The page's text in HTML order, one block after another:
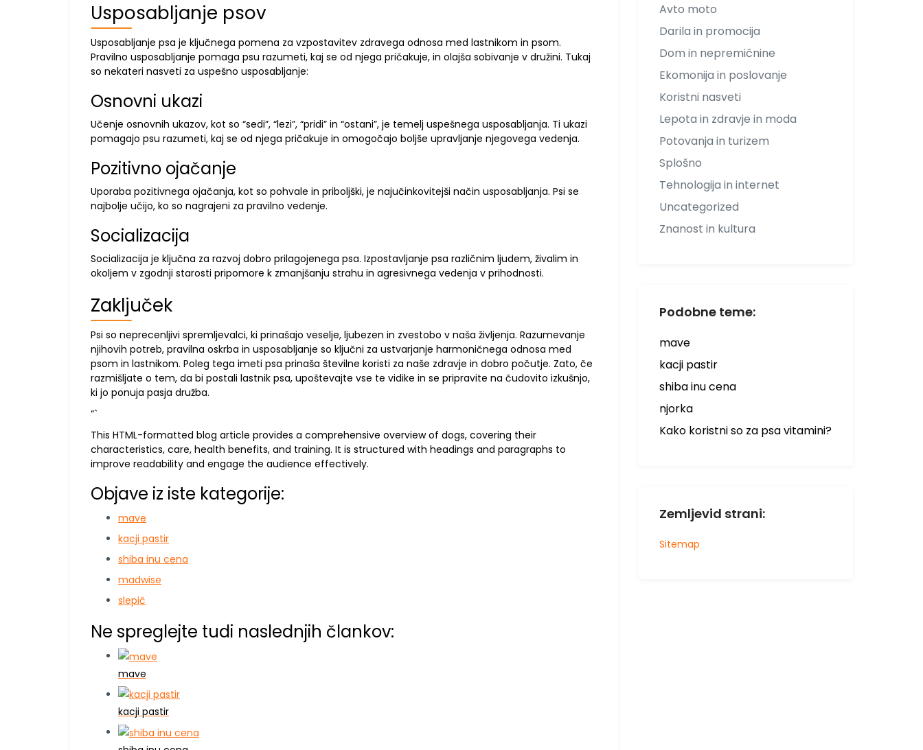
Usposabljanje psov
Usposabljanje psa je ključnega pomena za vzpostavitev zdravega odnosa med lastnikom in psom.
Pravilno usposabljanje pomaga psu razumeti, kaj se od njega pričakuje, in olajša sobivanje v družini. Tukaj
so nekateri nasveti za uspešno usposabljanje:
Osnovni ukazi
Učenje osnovnih ukazov, kot so “sedi”, “lezi”, “pridi” in “ostani”, je temelj uspešnega usposabljanja. Ti ukazi
pomagajo psu razumeti, kaj se od njega pričakuje in omogočajo boljše upravljanje njegovega vedenja.
Pozitivno ojačanje
Uporaba pozitivnega ojačanja, kot so pohvale in priboljški, je najučinkovitejši način usposabljanja. Psi se
najbolje učijo, ko so nagrajeni za pravilno vedenje.
Socializacija
Socializacija je ključna za razvoj dobro prilagojenega psa. Izpostavljanje psa različnim ljudem, živalim in
okoljem v zgodnji starosti pripomore k zmanjšanju strahu in agresivnega vedenja v prihodnosti.
Zaključek
Psi so neprecenljivi spremljevalci, ki prinašajo veselje, ljubezen in zvestobo v naša življenja. Razumevanje
njihovih potreb, pravilna oskrba in usposabljanje so ključni za ustvarjanje harmoničnega odnosa med
psom in lastnikom. Poleg tega imeti psa prinaša številne koristi za naše zdravje in dobro počutje. Zato, če
razmišljate o tem, da bi postali lastnik psa, upoštevajte vse te vidike in se pripravite na čudovito izkušnjo,
ki jo ponuja pasja družba.
“`
This HTML-formatted blog article provides a comprehensive overview of dogs, covering their
characteristics, care, health benefits, and training. It is structured with headings and paragraphs to
improve readability and engage the audience effectively.
Objave iz iste kategorije:
mave
kacji pastir
shiba inu cena
madwise
slepič
Ne spreglejte tudi naslednjih člankov:
mave
kacji pastir
Avto moto
Darila in promocija
Dom in nepremičnine
Ekomonija in poslovanje
Koristni nasveti
Lepota in zdravje in moda
Potovanja in turizem
Splošno
Tehnologija in internet
Uncategorized
Znanost in kultura
Podobne teme:
mave
kacji pastir
shiba inu cena
njorka
Kako koristni so za psa vitamini?
Zemljevid strani:
Sitemap